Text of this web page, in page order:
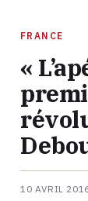
FRANCE
«
10 AVRIL